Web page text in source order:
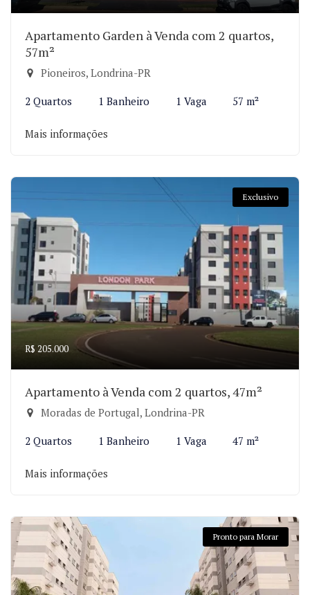
Apartamento Garden à Venda com 2 quartos,
57m²
Pioneiros, Londrina-PR
2 Quartos 1 Banheiro 1 Vaga 57 m²
Mais informações
Exclusivo
R$ 205.000
Apartamento à Venda com 2 quartos, 47m²
Moradas de Portugal, Londrina-PR
2 Quartos 1 Banheiro 1 Vaga 47 m²
Mais informações
Pronto para Morar